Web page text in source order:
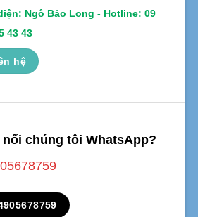
Ngô Bảo Long - Hotline: 09
43 43
hệ
nối chúng tôi WhatsApp?